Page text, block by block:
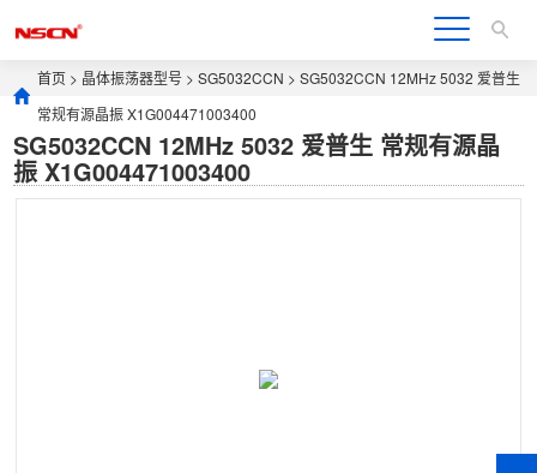
首页 > 晶体振荡器型号 >SG5032CCN > SG5032CCN 12MHz 5032 爱普生
常规有源晶振 X1G004471003400
SG5032CCN 12MHz 5032 爱普生 常规有源晶
振 X1G004471003400